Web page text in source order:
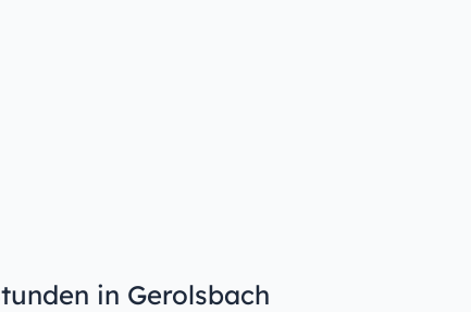
in Gerolsbach